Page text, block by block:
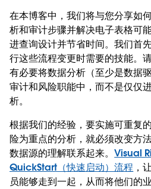
在本博客中，我们将与您分享如
析和审计步骤并解决电子表格可
进查询设计并节省时间。我们首
行这些流程变更时需要的技能。
有必要将数据分析（至少是数据
审计和风险职能中，而不是仅仅
析。
根据我们的经验，要实施可重复
险为重点的分析，就必须改变方
数据源的理解联系起来。Visual
QuickStart（快速启动）流程 ，
员能够走到一起，从而将他们的